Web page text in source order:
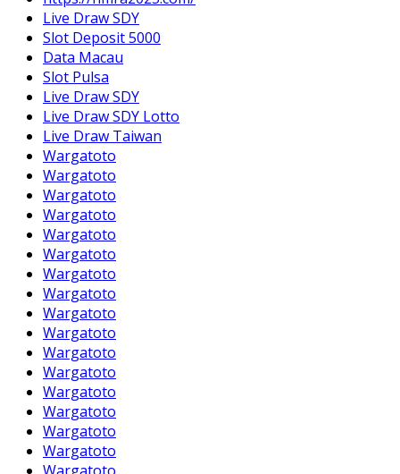
Live Draw SDY
Slot Deposit 5000
Data Macau
Slot Pulsa
Live Draw SDY
Live Draw SDY Lotto
Live Draw Taiwan
Wargatoto
Wargatoto
Wargatoto
Wargatoto
Wargatoto
Wargatoto
Wargatoto
Wargatoto
Wargatoto
Wargatoto
Wargatoto
Wargatoto
Wargatoto
Wargatoto
Wargatoto
Wargatoto